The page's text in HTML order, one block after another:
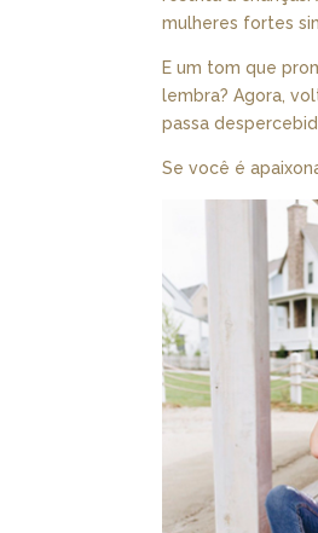
mulheres fortes
E um tom que
lembra? Agora,
passa
Se você é